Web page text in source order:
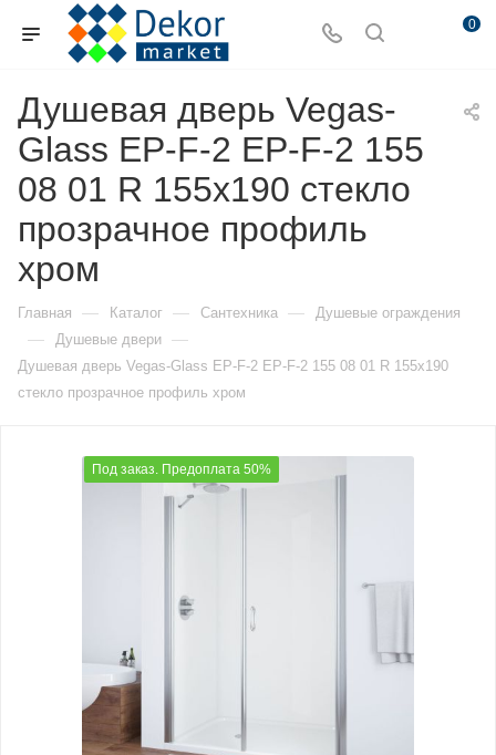
0
Душевая дверь Vegas-
Glass EP-F-2 EP-F-2 155
08 01 R 155х190 стекло
прозрачное профиль
хром
Главная — Каталог — Сантехника — Душевые ограждения
— Душевые двери —
Душевая дверь Vegas-Glass EP-F-2 EP-F-2 155 08 01 R 155х190
стекло прозрачное профиль хром
Под заказ. Предоплата 50%